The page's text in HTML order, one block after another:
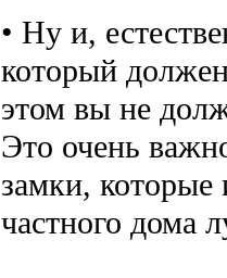
• Ну и,
который
этом вы не
Это очень
замки,
частного дома